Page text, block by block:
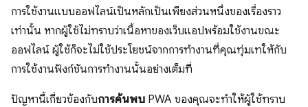
การใช้งานแบบออฟไลน์เป็นหลักเป็นเพียงส่วนหนึ่งของเรื่องราว
เท่านั้น หากผู้ใช้ไม่ทราบว่าเนื้อหาของเว็บแอปพร้อมใช้งานขณะ
ออฟไลน์ ผู้ใช้ก็จะไม่ใช้ประโยชน์จากการทำงานที่คุณทุ่มเทให้กับ
การใช้งานฟังก์ชันการทำงานนั้นอย่างเต็มที่
ปัญหานี้เกี่ยวข้องกับการค้นพบ PWA ของคุณจะทําให้ผู้ใช้ทราบ